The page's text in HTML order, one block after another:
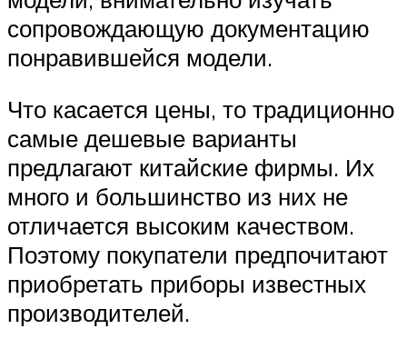
сопровождающую документацию
понравившейся модели.
Что касается цены, то традиционно
самые дешевые варианты
предлагают китайские фирмы. Их
много и большинство из них не
отличается высоким качеством.
Поэтому покупатели предпочитают
приобретать приборы известных
производителей.